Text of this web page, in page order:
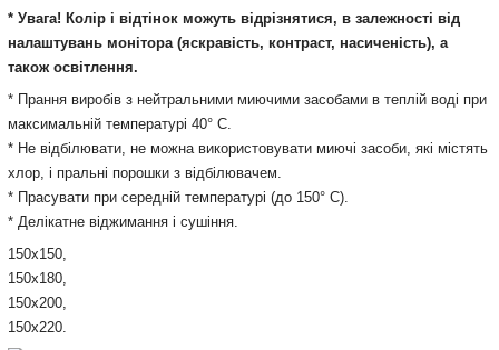
* Увага! Колір і відтінок можуть відрізнятися, в залежності від
налаштувань монітора (яскравість, контраст, насиченість), а
також освітлення.
* Прання виробів з нейтральними миючими засобами в теплій воді при
максимальній температурі 40° С.
* Не відбілювати, не можна використовувати миючі засоби, які містять
хлор, і пральні порошки з відбілювачем.
* Прасувати при середній температурі (до 150° С).
* Делікатне віджимання і сушіння.
150х150,
150х180,
150х200,
150х220.